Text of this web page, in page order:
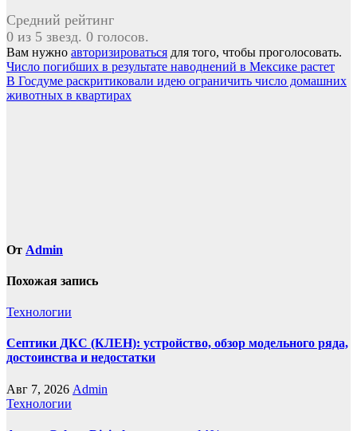
Средний рейтинг
0 из 5 звезд. 0 голосов.
Вам нужно авторизироваться для того, чтобы проголосовать.
Навигация
по
Число погибших в результате наводнений в Мексике растет
В Госдуме раскритиковали идею ограничить число домашних
животных в квартирах
От Admin
Похожая запись
Технологии
Септики ДКС (КЛЕН): устройство, обзор модельного ряда,
достоинства и недостатки
Авг 7, 2026 Admin
Технологии